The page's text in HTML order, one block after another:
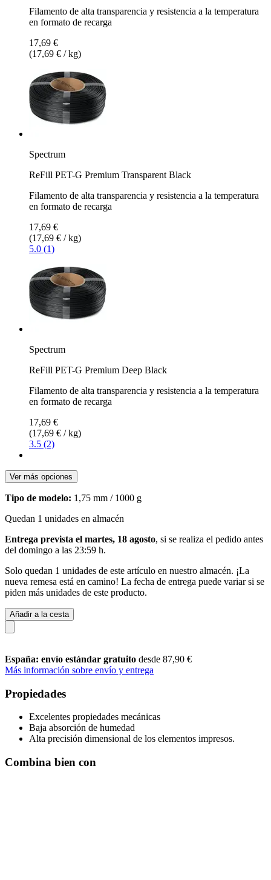
Filamento de alta transparencia y resistencia a la temperatura
en formato de recarga
17,69 €
(17,69 € / kg)
Spectrum
ReFill PET-G Premium Transparent Black
Filamento de alta transparencia y resistencia a la temperatura
en formato de recarga
17,69 €
(17,69 € / kg)
5.0 (1)
Spectrum
ReFill PET-G Premium Deep Black
Filamento de alta transparencia y resistencia a la temperatura
en formato de recarga
17,69 €
(17,69 € / kg)
3.5 (2)
Ver más opciones
Tipo de modelo: 1,75 mm / 1000 g
Quedan 1 unidades en almacén
Entrega prevista el martes, 18 agosto, si se realiza el pedido antes
del domingo a las 23:59 h.
Solo quedan 1 unidades de este artículo en nuestro almacén. ¡La
nueva remesa está en camino! La fecha de entrega puede variar si se
piden más unidades de este producto.
Añadir a la cesta
España: envío estándar gratuito desde 87,90 €
Más información sobre envío y entrega
Propiedades
Excelentes propiedades mecánicas
Baja absorción de humedad
Alta precisión dimensional de los elementos impresos.
Combina bien con